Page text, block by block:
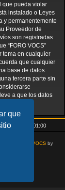
que
que pueda violar
instalado o Leyes
y permanentemente
Proveedor de
son registradas
“FORO VOCS”
tema en cualquier
que cualquier
base de datos.
tercera parte sin
a que los datos
son UTC+01:00
VOCSby
Limited